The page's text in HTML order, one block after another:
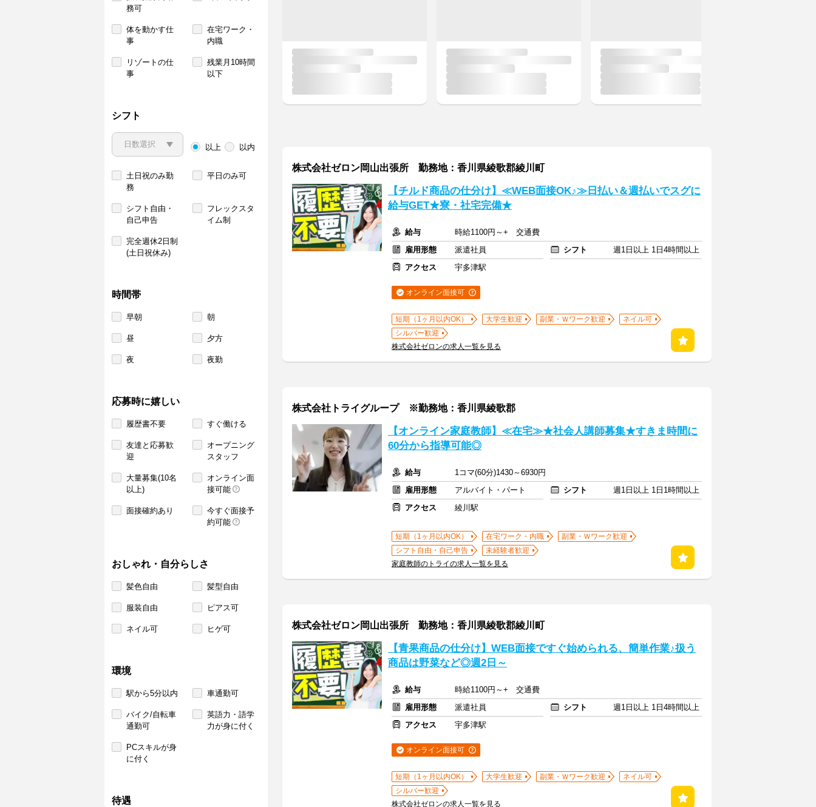
務可
体を動かす仕
事
在宅ワーク・
内職
リゾートの仕
事
残業月10時間
以下
シフト
以上 以内
土日祝のみ勤
務
平日のみ可
シフト自由・
自己申告
フレックスタ
イム制
完全週休2日制
(土日祝休み)
時間帯
早朝 朝
昼 夕方
夜 夜勤
応募時に嬉しい
履歴書不要 すぐ働ける
友達と応募歓
迎
オープニング
スタッフ
大量募集(10名
以上)
オンライン面
接可能
面接確約あり
今すぐ面接予
約可能
おしゃれ・自分らしさ
髪色自由 髪型自由
服装自由 ピアス可
ネイル可 ヒゲ可
環境
駅から5分以内 車通勤可
バイク/自転車
通勤可
英語力・語学
力が身に付く
PCスキルが身
に付く
待遇
株式会社ゼロン岡山出張所 勤務地：香川県綾歌郡綾川町
【チルド商品の仕分け】≪WEB面接OK♪≫日払い＆週払いでスグに
給与GET★寮・社宅完備★
給与
時給1100円～+ 交通費
雇用形態
派遣社員 シフト
週1日以上 1日4時間以上
アクセス
宇多津駅
オンライン面接可
短期（1ヶ月以内OK） 大学生歓迎 副業・Ｗワーク歓迎
ネイル可
シルバー歓迎
株式会社ゼロンの求人一覧を見る
株式会社トライグループ ※勤務地：香川県綾歌郡
【オンライン家庭教師】≪在宅≫★社会人講師募集★すきま時間に
60分から指導可能◎
給与
1コマ(60分)1430～6930円
雇用形態
アルバイト・パート シフト
週1日以上 1日1時間以上
アクセス
綾川駅
短期（1ヶ月以内OK） 在宅ワーク・内職
副業・Ｗワーク歓迎
シフト自由・自己申告
未経験者歓迎
家庭教師のトライの求人一覧を見る
株式会社ゼロン岡山出張所 勤務地：香川県綾歌郡綾川町
【青果商品の仕分け】WEB面接ですぐ始められる、簡単作業♪扱う
商品は野菜など◎週2日～
給与
時給1100円～+ 交通費
雇用形態
派遣社員 シフト
週1日以上 1日4時間以上
アクセス
宇多津駅
オンライン面接可
短期（1ヶ月以内OK） 大学生歓迎 副業・Ｗワーク歓迎
ネイル可
シルバー歓迎
株式会社ゼロンの求人一覧を見る